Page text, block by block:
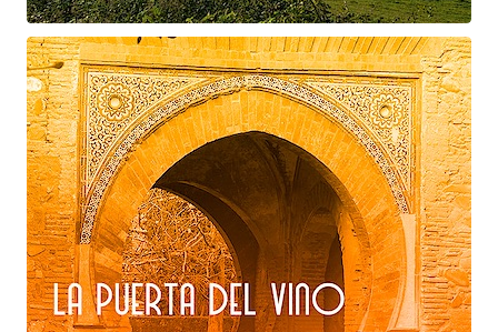
Claude Debussy
Le vent dans la plaine